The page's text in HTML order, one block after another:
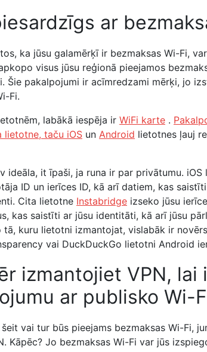
ar
ka jūsu galamērķī ir bezmaksas Wi-Fi,
visus jūsu reģionā pieejamos
Šie pakalpojumi ir acīmredzami mērķi, jo
Fi.
labākā iespēja ir WiFi karte .
lietotne, taču iOS un Android lietotnes ļauj
ideāla, it īpaši, ja runa ir par privātumu.
ID un ierīces ID, kā arī datiem, kas
Cita lietotne Instabridge izseko jūsu
kas saistīti ar jūsu identitāti, kā arī jūsu
tā, kuru lietotni izmantojat, vislabāk ir
vai DuckDuckGo lietotni Android
izmantojiet VPN, lai
ar publisko Wi-
vai tur būs pieejams bezmaksas Wi-Fi,
Kāpēc? Jo bezmaksas Wi-Fi var jūs